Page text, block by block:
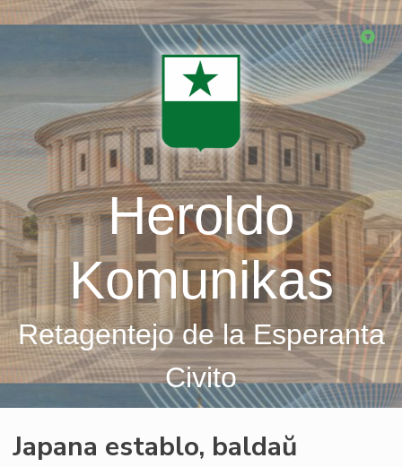
Skip
Heroldo
Komunikas
Retagentejo de la Esperanta
Civito
Japana establo, baldaŭ